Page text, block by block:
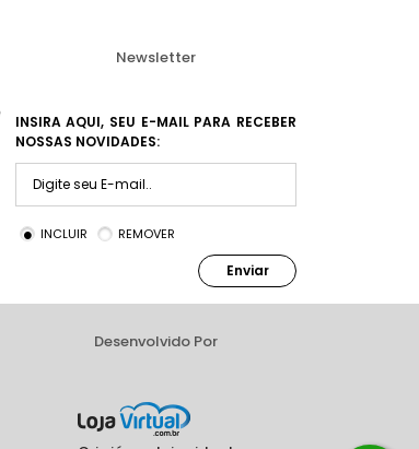
Newsletter
INSIRA AQUI, SEU E-MAIL PARA RECEBER
NOSSAS NOVIDADES:
INCLUIR REMOVER
Enviar
Desenvolvido Por